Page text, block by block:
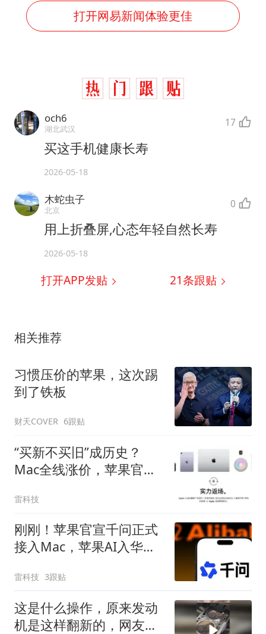
打开网易新闻体验更佳
och6
湖北武汉 17
买这手机健康长寿
2026-05-18
木蛇虫子
北京 0
用上折叠屏,心态年轻自然长寿
2026-05-18
打开APP发贴 21条跟贴
相关推荐
习惯压价的苹果，这次踢
到了铁板
财天COVER 6跟贴
“买新不买旧”成历史？
Mac全线涨价，苹果官翻
雷科技
刚刚！苹果官宣千问正式
接入Mac，苹果AI入华迈
雷科技 3跟贴
这是什么操作，原来发动
机是这样翻新的，网友：